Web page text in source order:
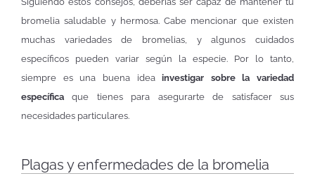
bromelia saludable y hermosa. Cabe mencionar que existen
muchas variedades de bromelias, y algunos cuidados
específicos pueden variar según la especie. Por lo tanto,
siempre es una buena ideainvestigar sobre la variedad
específica que tienes para asegurarte de satisfacer sus
necesidades particulares.
Plagas y enfermedades de la bromelia